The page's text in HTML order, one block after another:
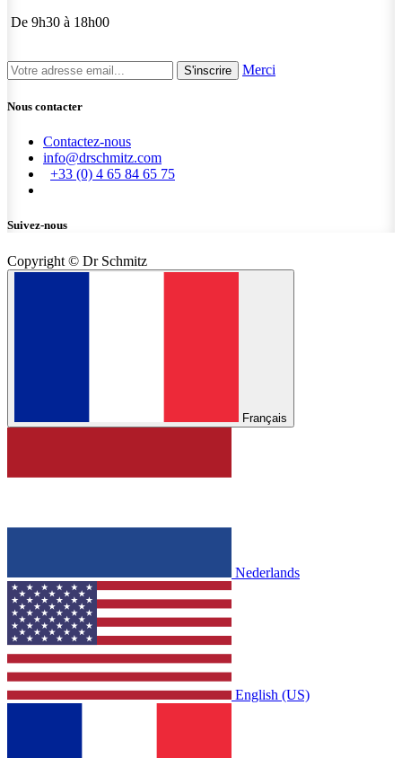
De 9h30 à 18h00
S'inscrire Merci
Nous contacter
Contactez-nous
info@drschmitz.com
+33 (0) 4 65 84 65 75
Suivez-nous
Copyright © Dr Schmitz
Français
Nederlands
English (US)